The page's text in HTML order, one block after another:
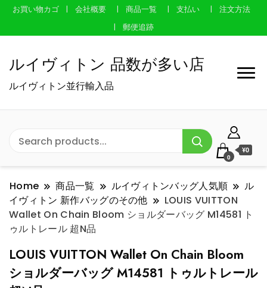
お買い物カゴ 会社概要 商品一覧 支払い
注文方法
郵便追跡
ルイヴィトン 品数が多い店
ルイヴィトン並行輸入品
0
¥0
Home 商品一覧 ルイヴィトンバッグ人気順
ル
イヴィトン 新作バッグのその他
LOUIS VUITTON
Wallet On Chain Bloom ショルダーバッグ M14581 ト
ゥルトレール 超N品
LOUIS VUITTON Wallet On Chain Bloom
ショルダーバッグ M14581 トゥルトレール